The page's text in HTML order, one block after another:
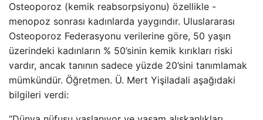
Osteoporoz (kemik reabsorpsiyonu) özellikle -
menopoz sonrası kadınlarda yaygındır. Uluslararası
Osteoporoz Federasyonu verilerine göre, 50 yaşın
üzerindeki kadınların % 50’sinin kemik kırıkları riski
vardır, ancak tanının sadece yüzde 20’sini tanımlamak
mümkündür. Öğretmen. Ü. Mert Yişiladali aşağıdaki
bilgileri verdi: